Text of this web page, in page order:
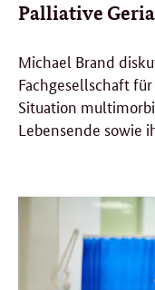
Palliative
Michael Brand
Fachgesellschaft
Situation
Lebensende sowie